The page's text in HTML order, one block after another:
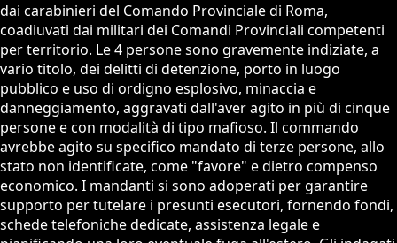
dai carabinieri del Comando Provinciale di Roma,
coadiuvati dai militari dei Comandi Provinciali competenti
per territorio. Le 4 persone sono gravemente indiziate, a
vario titolo, dei delitti di detenzione, porto in luogo
pubblico e uso di ordigno esplosivo, minaccia e
danneggiamento, aggravati dall'aver agito in più di cinque
persone e con modalità di tipo mafioso. Il commando
avrebbe agito su specifico mandato di terze persone, allo
stato non identificate, come "favore" e dietro compenso
economico. I mandanti si sono adoperati per garantire
supporto per tutelare i presunti esecutori, fornendo fondi,
schede telefoniche dedicate, assistenza legale e